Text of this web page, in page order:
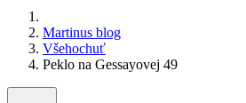
Martinus blog
Všehochuť
Peklo na Gessayovej 49